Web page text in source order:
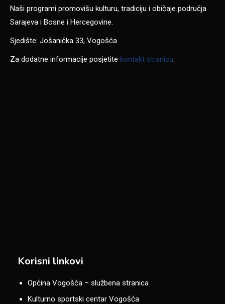
Naši programi promovišu kulturu, tradiciju i običaje područja
Sarajeva i Bosne i Hercegovine.
Sjedište: Jošanička 33, Vogošća
Za dodatne informacije posjetite kontakt stranicu
Korisni linkovi
Općina Vogošća – službena stranica
Kulturno sportski centar Vogošća